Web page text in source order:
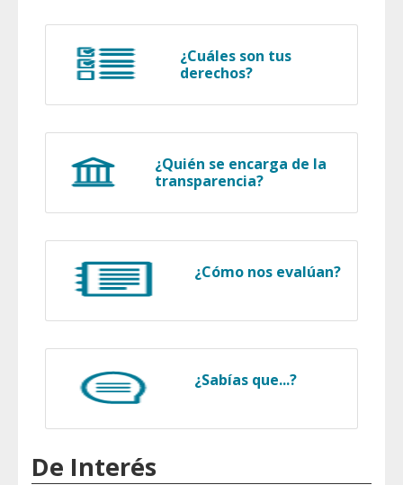
¿Cuáles son tus
derechos?
¿Quién se encarga de la
transparencia?
¿Cómo nos evalúan?
¿Sabías que...?
De Interés